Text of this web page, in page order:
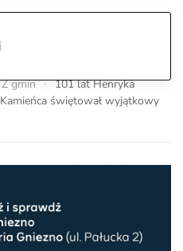
Z gmin
101 lat Henryka
świętował wyjątkowy